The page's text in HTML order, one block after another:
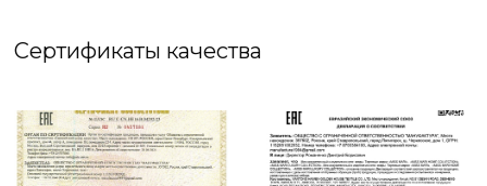
❇️Невероятно приятный на ощупь материал,
❇️Тencel способен подстраиваться под
температуру окружающей среды и
Сертификаты качества